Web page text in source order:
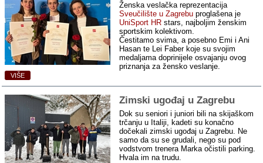
Ženska veslačka reprezentacija
Sveučilište u Zagrebu proglašena je
UniSport HR stars, najboljim ženskim
sportskim kolektivom.
Čestitamo svima, a posebno Emi i Ani
Hasan te Lei Faber koje su svojim
medaljama doprinijele osvajanju ovog
priznanja za žensko veslanje.
VIŠE
Zimski ugođaj u Zagrebu
Dok su seniori i juniori bili na skijaškom
trčanju u Italiji, kadeti su konačno
dočekali zimski ugođaj u Zagrebu. Ne
samo da su se grudali, nego su pod
vodstvom trenera Marka očistili parking.
Hvala im na trudu.